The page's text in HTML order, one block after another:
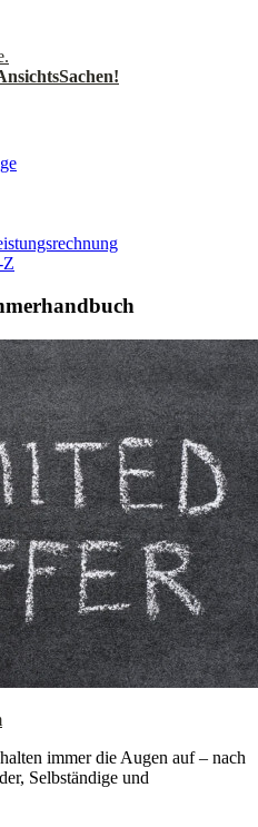
Z
immer die Augen auf – nach
Selbständige und